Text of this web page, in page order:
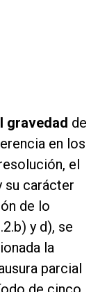
gravedad de
en los
el
su carácter
de lo
y d), se
la
parcial